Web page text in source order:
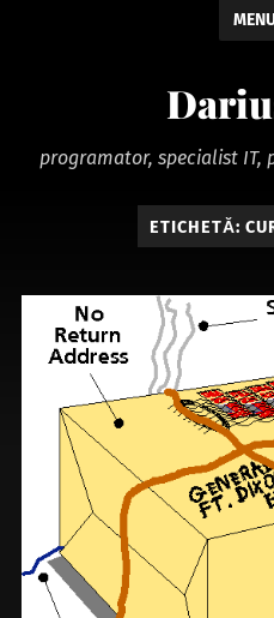
programator, specialist IT,
ETICHETĂ: